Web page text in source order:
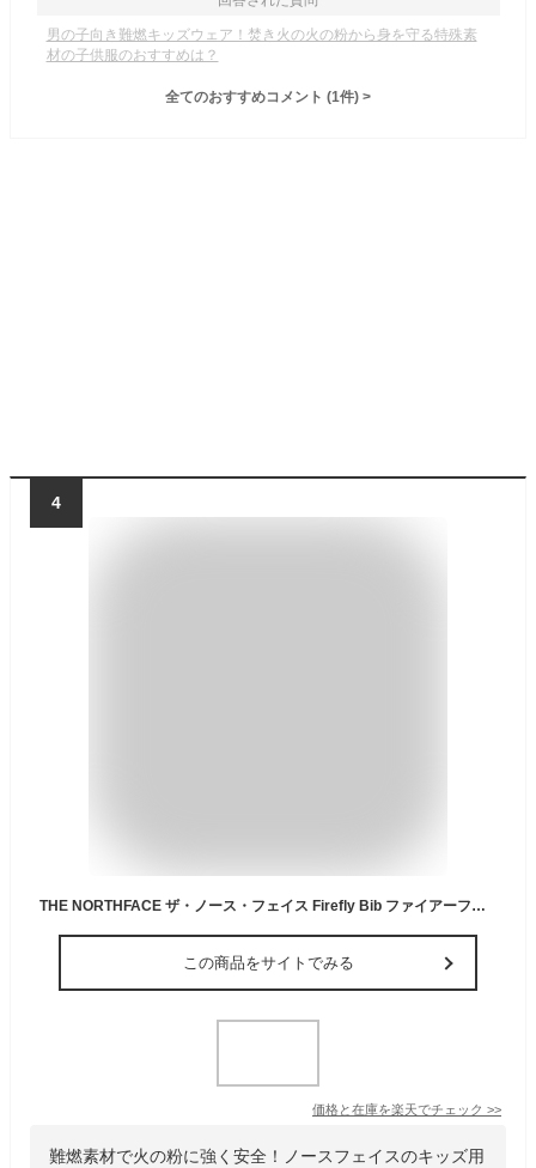
男の子向き難燃キッズウェア！焚き火の火の粉から身を守る特殊素
材の子供服のおすすめは？
全てのおすすめコメント (1件) >
4
THE NORTHFACE ザ・ノース・フェイス Firefly Bib ファイアーフライ ビブ KIDS キッズ 子供 140 150 難燃素材 オーバーオール キャップ NBJ82329 子供服 つなぎ UVガード
この商品をサイトでみる
価格と在庫を楽天でチェック >>
難燃素材で火の粉に強く安全！ノースフェイスのキッズ用